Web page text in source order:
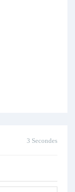
3 Secondes